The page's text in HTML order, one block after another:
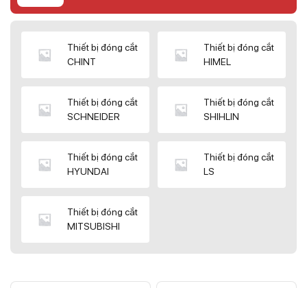
Thiết bị đóng cắt
CHINT
Thiết bị đóng cắt
HIMEL
Thiết bị đóng cắt
SCHNEIDER
Thiết bị đóng cắt
SHIHLIN
Thiết bị đóng cắt
HYUNDAI
Thiết bị đóng cắt
LS
Thiết bị đóng cắt
MITSUBISHI